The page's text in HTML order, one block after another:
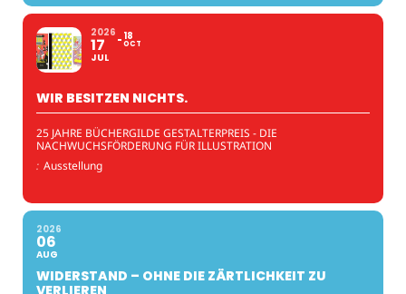
2026
17
JUL
18
OCT
WIR BESITZEN NICHTS.
25 JAHRE BÜCHERGILDE GESTALTERPREIS - DIE
NACHWUCHSFÖRDERUNG FÜR ILLUSTRATION
: Ausstellung
2026
06
AUG
WIDERSTAND – OHNE DIE ZÄRTLICHKEIT ZU
VERLIEREN